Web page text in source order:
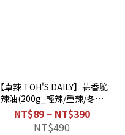
【卓辣 TOH'S DAILY】蒜香脆
辣油(200g_輕辣/重辣/冬蔭
功)
NT$89 ~ NT$390
NT$490